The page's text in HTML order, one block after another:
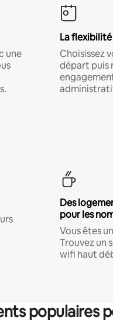
une
La
Choisissez
départ puis
Des
pour les
Vous êtes
Trouvez un
wifi haut
populaires